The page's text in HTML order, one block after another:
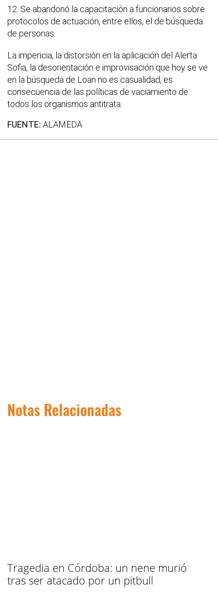
12. Se abandonó la capacitación a funcionarios sobre
protocolos de actuación, entre ellos, el de búsqueda
de personas.
La impericia, la distorsión en la aplicación del Alerta
Sofia, la desorientación e improvisación que hoy se ve
en la búsqueda de Loan no es casualidad, es
consecuencia de las políticas de vaciamiento de
todos los organismos antitrata.
FUENTE: ALAMEDA
Notas Relacionadas
Tragedia en Córdoba: un nene murió
tras ser atacado por un pitbull